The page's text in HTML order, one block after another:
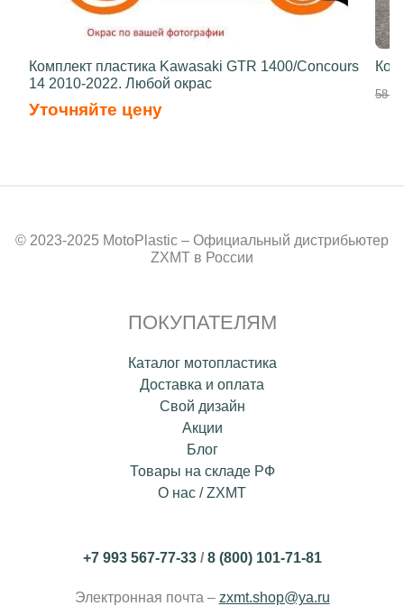
Комплект пластика Kawasaki GTR 1400/Concours
14 2010-2022. Любой окрас
Уточняйте цену
58
© 2023-2025 MotoPlastic – Официальный дистрибьютер
ZXMT в России
ПОКУПАТЕЛЯМ
Каталог мотопластика
Доставка и оплата
Свой дизайн
Акции
Блог
Товары на складе РФ
О нас / ZXMT
+7 993 567-77-33/8 (800) 101-71-81
Электронная почта – zxmt.shop@ya.ru